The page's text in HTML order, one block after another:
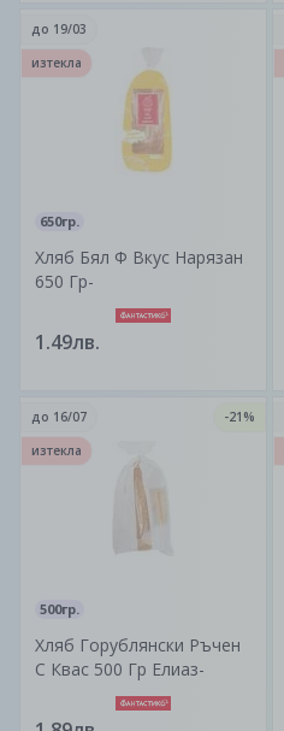
650гр.
Хляб Бял Ф Вкус Нарязан
650 Гр-
1.49лв.
до 19/03
изтекла
500гр.
Хляб Горублянски Ръчен
С Квас 500 Гр Елиаз-
до 16/07
-21%
изтекла